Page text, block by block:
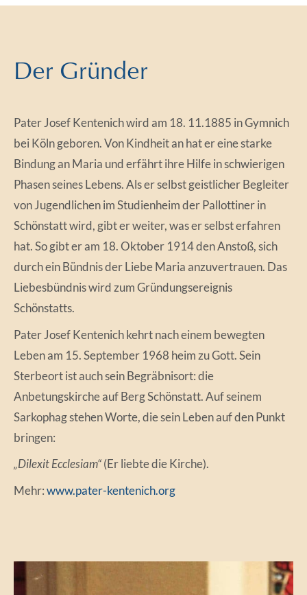
Der Gründer
Pater Josef Kentenich wird am 18. 11.1885 in Gymnich
bei Köln geboren. Von Kindheit an hat er eine starke
Bindung an Maria und erfährt ihre Hilfe in schwierigen
Phasen seines Lebens. Als er selbst geistlicher Begleiter
von Jugendlichen im Studienheim der Pallottiner in
Schönstatt wird, gibt er weiter, was er selbst erfahren
hat. So gibt er am 18. Oktober 1914 den Anstoß, sich
durch ein Bündnis der Liebe Maria anzuvertrauen. Das
Liebesbündnis wird zum Gründungsereignis
Schönstatts.
Pater Josef Kentenich kehrt nach einem bewegten
Leben am 15. September 1968 heim zu Gott. Sein
Sterbeort ist auch sein Begräbnisort: die
Anbetungskirche auf Berg Schönstatt. Auf seinem
Sarkophag stehen Worte, die sein Leben auf den Punkt
bringen:
„Dilexit Ecclesiam“(Er liebte die Kirche).
Mehr:www.pater-kentenich.org